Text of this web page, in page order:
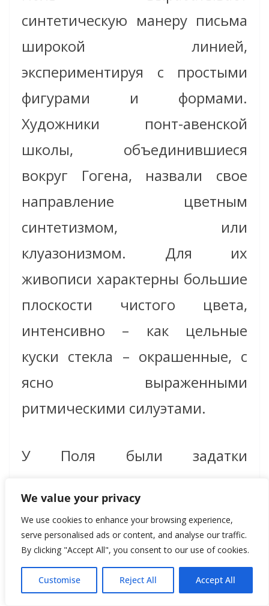
We value your privacy
We use cookies to enhance your browsing experience,
serve personalised ads or content, and analyse our traffic.
By clicking "Accept All", you consent to our use of cookies.
Customise Reject All Accept All
синтетическую манеру письма
широкой линией,
экспериментируя с простыми
фигурами и формами.
Художники понт-авенской
школы, объединившиеся
вокруг Гогена, назвали свое
направление цветным
синтетизмом, или
клуазонизмом. Для их
живописи характерны большие
плоскости чистого цвета,
интенсивно – как цельные
куски стекла – окрашенные, с
ясно выраженными
ритмическими силуэтами.
У Поля были задатки
чем-то вроде гуру для
молодых. Современник
красноречиво охарактеризовал
его: «Рубака, трубадур, пират».